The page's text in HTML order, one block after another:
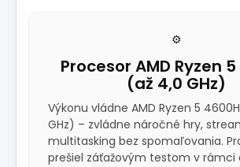
⚙️
Procesor AMD Ryzen
(až 4,0 GHz)
Výkonu vládne AMD Ryzen 5
GHz) – zvládne náročné hry,
multitasking bez spomaľovania.
prešiel záťažovým testom v rámci